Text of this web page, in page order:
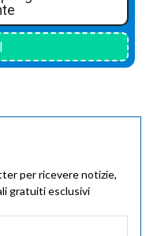
per ricevere notizie,
gratuiti esclusivi